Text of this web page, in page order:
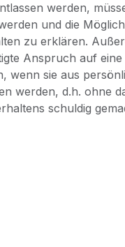
werden,
und die
zu erklären.
Anspruch auf eine
wenn sie aus
werden, d.h. ohne
schuldig